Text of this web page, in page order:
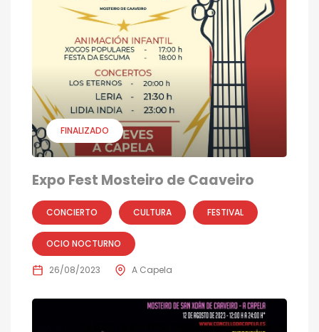
FINALIZADO
Expo Fest Mosteiro de Caaveiro
CONCIERTO CULTURA FESTIVAL
OCIO NOCTURNO
26/08/2023 A Capela